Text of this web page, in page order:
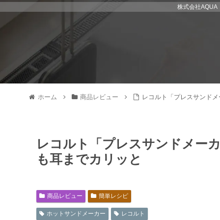
株式会社AQUA
ホーム 商品レビュー レコルト「プレスサンド
レコルト「プレスサンドメー
も耳までカリッと
商品レビュー 簡単レシピ
ホットサンドメーカー レコルト